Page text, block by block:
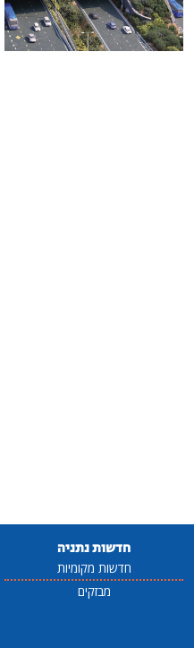
חדשות נתניה
חדשות מקומיות
מבזקים